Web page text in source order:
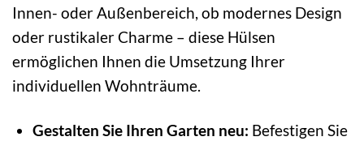
Innen- oder Außenbereich, ob modernes Design
oder rustikaler Charme – diese Hülsen
ermöglichen Ihnen die Umsetzung Ihrer
individuellen Wohnträume.
Gestalten Sie Ihren Garten neu: Befestigen Sie